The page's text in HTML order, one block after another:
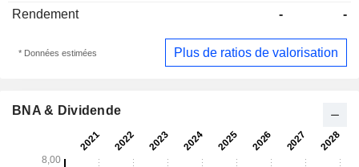
Rendement
- -
* Données estimées Plus de ratios de valorisation
BNA & Dividende